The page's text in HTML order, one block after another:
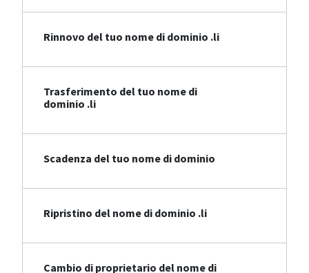
Rinnovo del tuo nome di dominio .li
Trasferimento del tuo nome di
dominio .li
Scadenza del tuo nome di dominio
Ripristino del nome di dominio .li
Cambio di proprietario del nome di